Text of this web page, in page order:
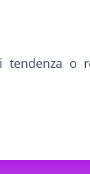
tendenza o